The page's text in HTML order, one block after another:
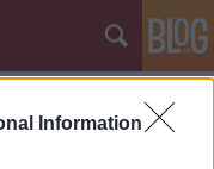
Information